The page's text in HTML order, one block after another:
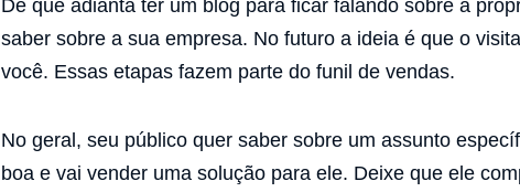
De que adianta ter um blog para ficar falando sobre a
saber sobre a sua empresa. No futuro a ideia é que o
você. Essas etapas fazem parte do funil de vendas.
No geral, seu público quer saber sobre um assunto
boa e vai vender uma solução para ele. Deixe que ele